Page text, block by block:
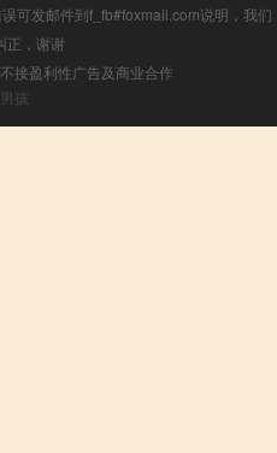
可发邮件到f_fb#foxmail.com说明，我们
正，谢谢
接盈利性广告及商业合作
孩